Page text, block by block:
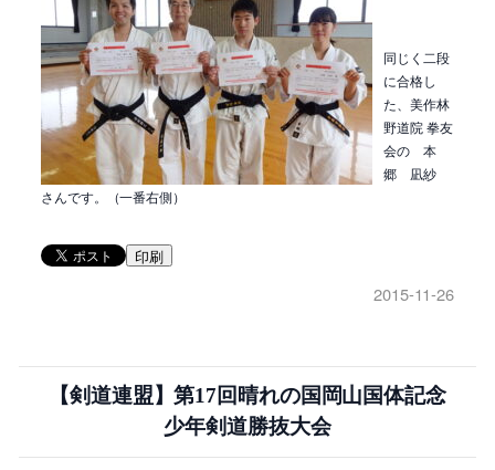
同じく二段
に合格し
た、美作林
野道院 拳友
会の 本
郷 凪紗
さんです。（一番右側）
印刷
2015-11-26
【剣道連盟】第17回晴れの国岡山国体記念
少年剣道勝抜大会